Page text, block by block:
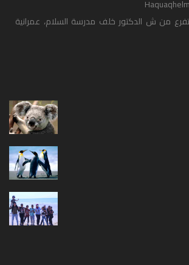
متفرع من ش الدكتور خلف مدرسة السلام، عمرانية